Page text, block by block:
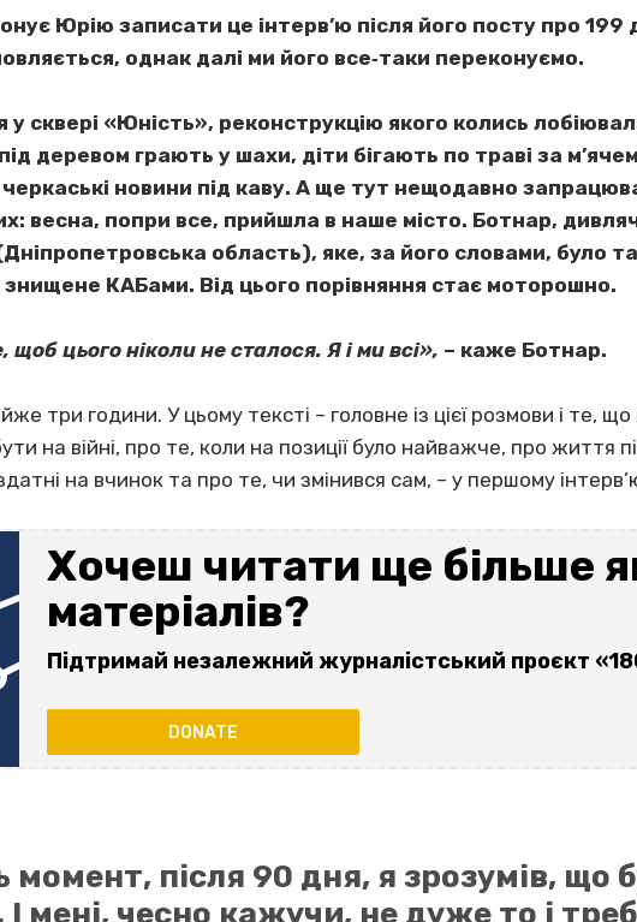
Юрію записати це інтерв’ю після його посту про 199
однак далі ми його все‐таки переконуємо.
у сквері «Юність», реконструкцію якого колись
деревом грають у шахи, діти бігають по траві за
новини під каву. А ще тут нещодавно
весна, попри все, прийшла в наше місто. Ботнар,
область), яке, за його словами, було
знищене КАБами. Від цього порівняння стає моторошно.
цього ніколи не сталося. Я і ми всі», – каже Ботнар.
три години. У цьому тексті – головне із цієї розмови і те,
на війні, про те, коли на позиції було найважче, про життя
на вчинок та про те, чи змінився сам, – у першому
Хочеш читати ще більше
матеріалів?
Підтримай незалежний журналістський проєкт
DONATE
момент, після 90 дня, я зрозумів, що